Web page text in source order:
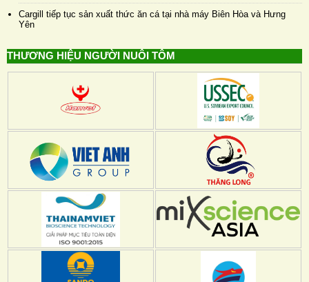
Cargill tiếp tục sản xuất thức ăn cá tại nhà máy Biên Hòa và Hưng
Yên
THƯƠNG HIỆU NGƯỜI NUÔI TÔM